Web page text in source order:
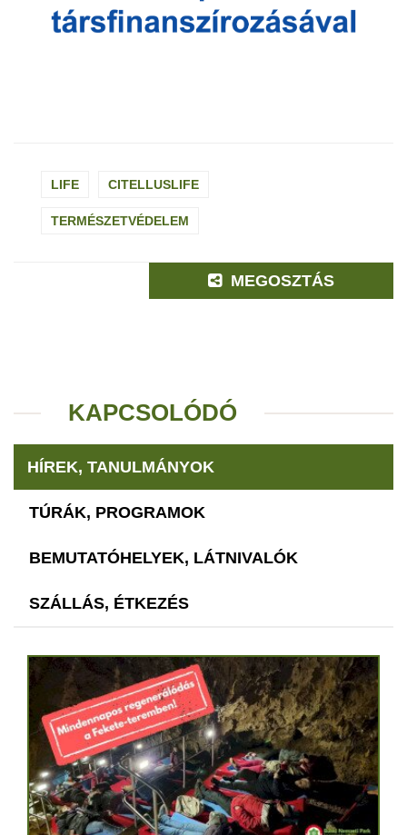
LIFE CITELLUSLIFE
TERMÉSZETVÉDELEM
MEGOSZTÁS
KAPCSOLÓDÓ
HÍREK, TANULMÁNYOK
TÚRÁK, PROGRAMOK
BEMUTATÓHELYEK, LÁTNIVALÓK
SZÁLLÁS, ÉTKEZÉS